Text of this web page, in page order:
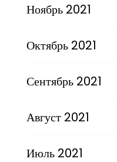
Ноябрь 2021
Октябрь 2021
Сентябрь 2021
Август 2021
Июль 2021